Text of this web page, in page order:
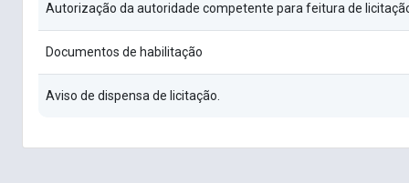
Autorização da autoridade competente para feitura de
Documentos de habilitação
Aviso de dispensa de licitação.